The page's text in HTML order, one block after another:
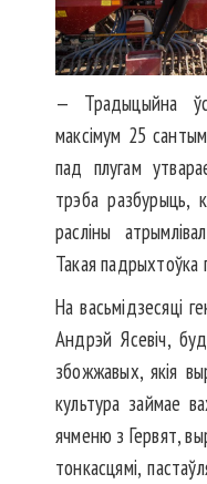
— Традыцыйна
максімум 25
пад плугам
трэба разбурыць,
расліны
Такая падрыхтоўка
На васьмідзесяці
Андрэй Ясевіч,
збожжавых, якія
культура займае
ячменю з Гервят,
тонкасцямі,